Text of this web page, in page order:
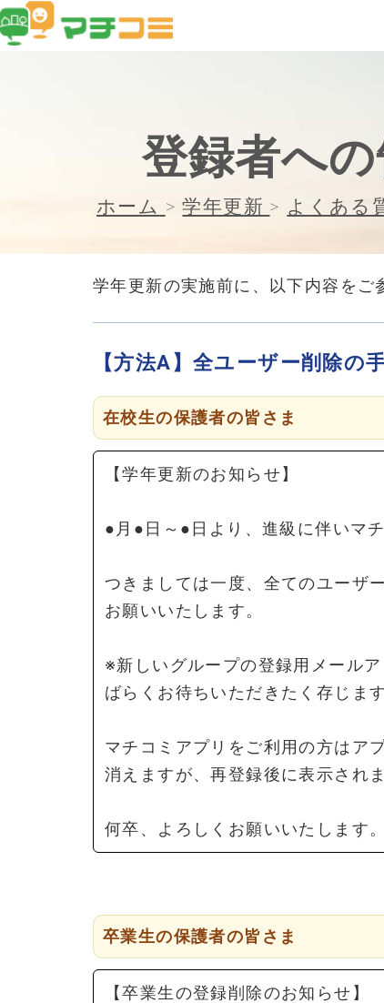
登録者へ
ホーム > 学年更新 > よくある
学年更新の実施前に、以下内容をご
【方法A】全ユーザー削除の
在校生の保護者の皆さま
【学年更新のお知らせ】
●月●日～●日より、進級に伴いマ
つきましては一度、全てのユーザ
お願いいたします。
※新しいグループの登録用メール
ばらくお待ちいただきたく存じま
マチコミアプリをご利用の方はア
消えますが、再登録後に表示され
何卒、よろしくお願いいたします。
卒業生の保護者の皆さま
【卒業生の登録削除のお知らせ】